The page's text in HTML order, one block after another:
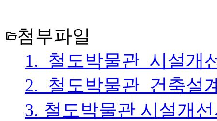
folder_open첨부파일
1._철도박물관_시설개
2._철도박물관_건축설
3. 철도박물관 시설개